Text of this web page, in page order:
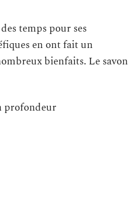
temps pour ses
en ont fait un
bienfaits. Le savon
profondeur